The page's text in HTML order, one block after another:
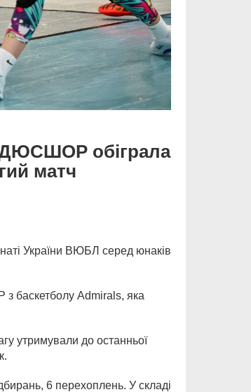
обіграла
матч
України ВЮБЛ серед юнаків
баскетболу Admirals, яка
утримували до останньої
6 перехоплень. У складі